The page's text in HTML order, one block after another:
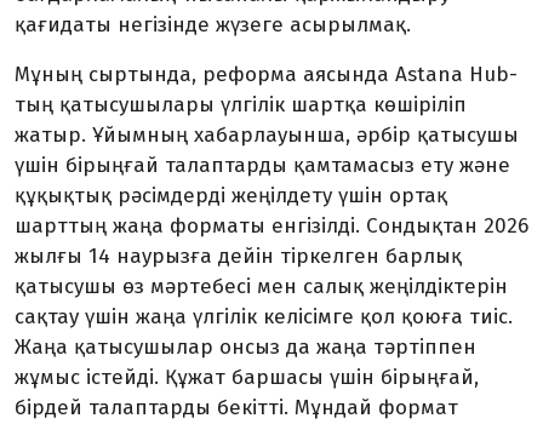
қағидаты негізінде жүзеге асырылмақ.
Мұның сыртында, реформа аясында Astana Hub-
тың қатысушылары үлгілік шартқа көшіріліп
жатыр. Ұйымның хабарлауынша, әрбір қатысушы
үшін бірыңғай талаптарды қамтамасыз ету және
құқықтық рәсімдерді жеңілдету үшін ортақ
шарттың жаңа форматы енгізілді. Сондықтан 2026
жылғы 14 наурызға дейін тіркелген барлық
қатысушы өз мәртебесі мен салық жеңілдік­терін
сақтау үшін жаңа үлгілік келісімге қол қоюға тиіс.
Жаңа қатысушылар онсыз да жаңа тәртіппен
жұмыс істейді. Құжат баршасы үшін бірыңғай,
бірдей талаптарды бе­кітті. Мұндай формат